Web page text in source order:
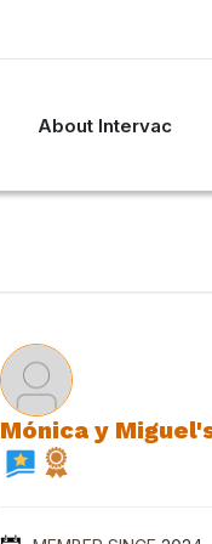
About Intervac
Mónica y